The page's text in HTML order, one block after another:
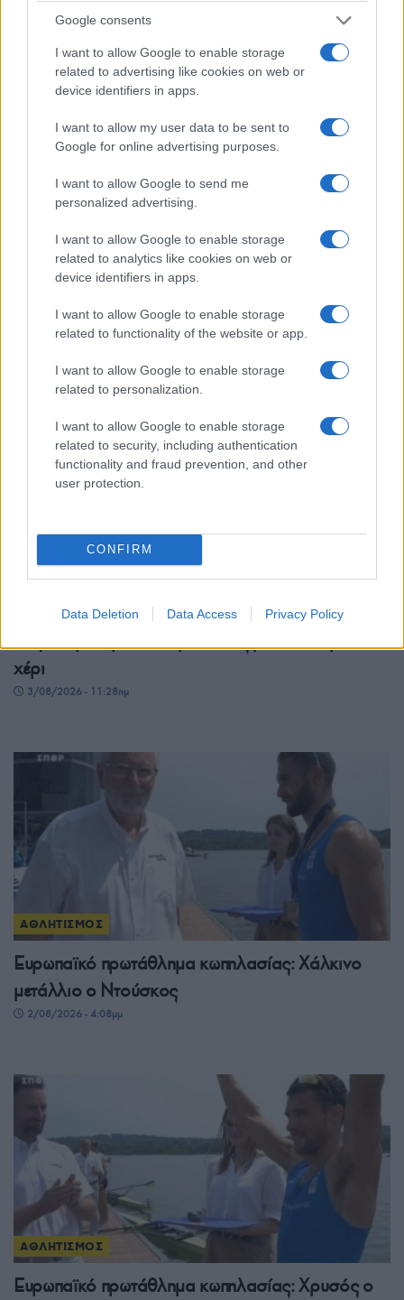
Google consents
I want to allow Google to enable storage
related to advertising like cookies on web or
device identifiers in apps.
I want to allow my user data to be sent to
Google for online advertising purposes.
I want to allow Google to send me
personalized advertising.
I want to allow Google to enable storage
related to analytics like cookies on web or
device identifiers in apps.
I want to allow Google to enable storage
related to functionality of the website or app.
I want to allow Google to enable storage
related to personalization.
I want to allow Google to enable storage
related to security, including authentication
functionality and fraud prevention, and other
user protection.
CONFIRM
Data Deletion Data Access Privacy Policy
3/08/2026 - 2:40μμ
ΑΘΛΗΤΙΣΜΟΣ
Champions League: Βατή η κλήρωση της ΑΕΚ στα
πλέι οφ – Ο αντίπαλος του Ολυμπιακού
Γκεβόργκ Χαρουτιουνιάν: Χάλκινο στο
Παγκόσμιο πρωτάθλημα πάλης με… σπασμένο
χέρι
3/08/2026 - 11:28πμ
ΑΘΛΗΤΙΣΜΟΣ
Ευρωπαϊκό πρωτάθλημα κωπηλασίας: Χάλκινο
μετάλλιο ο Ντούσκος
2/08/2026 - 4:08μμ
ΑΘΛΗΤΙΣΜΟΣ
Ευρωπαϊκό πρωτάθλημα κωπηλασίας: Χρυσός ο